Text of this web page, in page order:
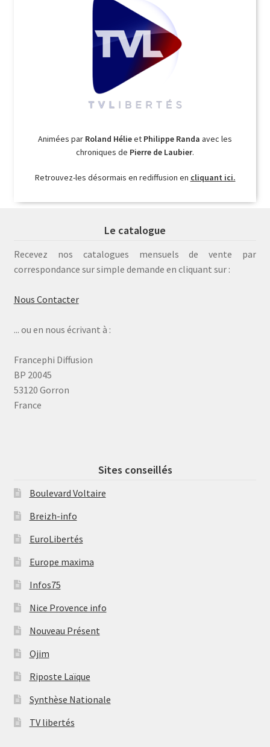
Animées par Roland Hélieet Philippe Randa avec les
chroniques de Pierre de Laubier.
Retrouvez-les désormais en rediffusion en cliquant ici.
Le catalogue
Recevez nos catalogues mensuels de vente par
correspondance sur simple demande en cliquant sur :
Nous Contacter
... ou en nous écrivant à :
Francephi Diffusion
BP 20045
53120 Gorron
France
Sites conseillés
Boulevard Voltaire
Breizh-info
EuroLibertés
Europe maxima
Infos75
Nice Provence info
Nouveau Présent
Ojim
Riposte Laïque
Synthèse Nationale
TV libertés